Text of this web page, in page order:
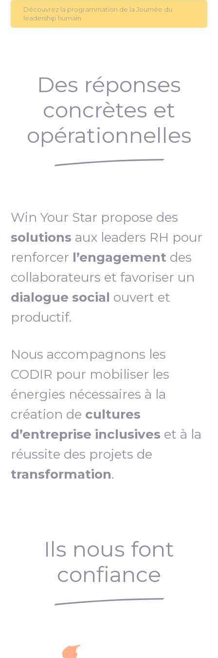
Découvrez la programmation de la Journée du
leadership humain
Des réponses
concrètes et
opérationnelles
Win Your Star propose des
solutions aux leaders RH pour
renforcer l’engagement des
collaborateurs et favoriser un
dialogue social ouvert et
productif.
Nous accompagnons les
CODIR pour mobiliser les
énergies nécessaires à la
création de cultures
d’entreprise inclusives et à la
réussite des projets de
transformation.
Ils nous font
confiance